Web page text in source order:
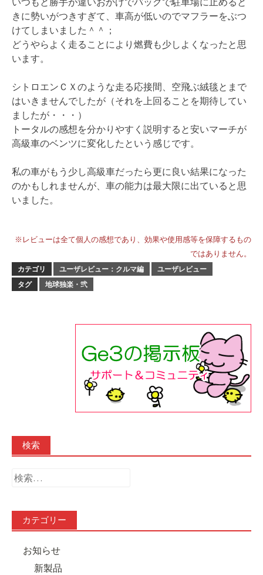
きに勢いがつきすぎて、車高が低いのでマフラーをぶつ
けてしまいました＾＾；
どうやらよく走ることにより燃費も少しよくなったと思
います。
シトロエンＣＸのような走る応接間、空飛ぶ絨毯とまで
はいきませんでしたが（それを上回ることを期待してい
ましたが・・・）
トータルの感想を分かりやすく説明すると安いマーチが
高級車のベンツに変化したという感じです。
私の車がもう少し高級車だったら更に良い結果になった
のかもしれませんが、車の能力は最大限に出ていると思
いました。
※レビューは全て個人の感想であり、効果や使用感等を保障するもの
ではありません。
カテゴリ ユーザレビュー：クルマ編
ユーザレビュー
タグ
地球独楽・弐
検索
検
カテゴリー
お知らせ
新製品